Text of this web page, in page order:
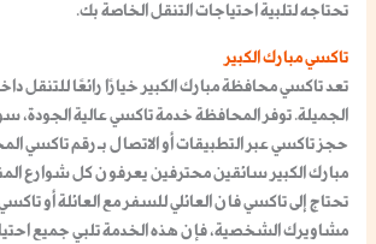
تحتاجه لتلبية احتياجات التنقل الخاصة بك.
تاكسي مبارك الكبير
تعدتاكسي محافظة مبارك الكبير خيارًا رائعًا للتنقل
الجميلة. توفر المحافظة خدمة تاكسيعالية الجودة،
حجز تاكسيعبر التطبيقات أو الاتصال بـرقم تاكسي
مبارك الكبير سائقين محترفين يعرفون كل شوارع
تحتاج إلىتاكسي فان العائليللسفر مع العائلة أو
مشاويرك الشخصية، فإن هذه الخدمة تلبي جميع